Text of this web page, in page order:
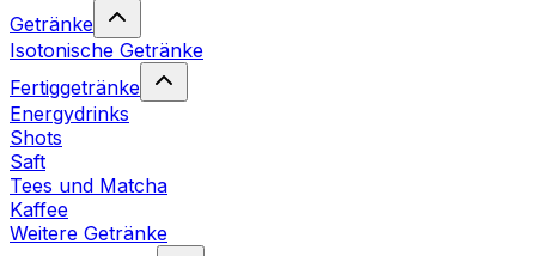
Getränke
Isotonische Getränke
Fertiggetränke
Energydrinks
Shots
Saft
Tees und Matcha
Kaffee
Weitere Getränke